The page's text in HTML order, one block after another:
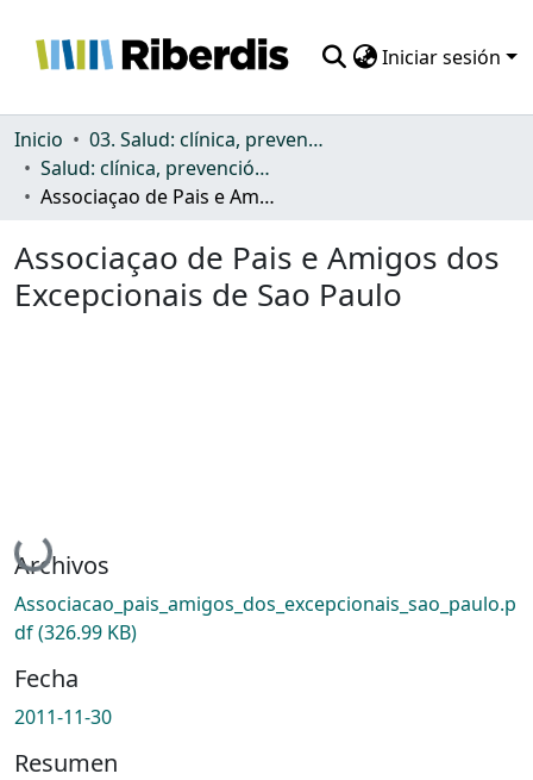
Iniciar sesión
Comunidades
Todo DSpace
Inicio
03. Salud: clínica, prevención, atención sanitaria y (re)habilitación
Salud: clínica, prevención, atención sanitaria y (re)habilitación
Associaçao de Pais e Amigos dos Excepcionais de Sao Paulo
Associaçao de Pais e Amigos dos
Excepcionais de Sao Paulo
Cargando...
Archivos
Associacao_pais_amigos_dos_excepcionais_sao_paulo.p
df(326.99 KB)
Fecha
2011-11-30
Resumen